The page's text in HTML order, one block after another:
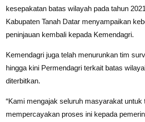
kesepakatan batas wilayah pada tahun
Kabupaten Tanah Datar menyampaikan
peninjauan kembali kepada Kemendagri.
Kemendagri juga telah menurunkan tim
hingga kini Permendagri terkait batas
diterbitkan.
“Kami mengajak seluruh masyarakat untuk
mempercayakan proses ini kepada